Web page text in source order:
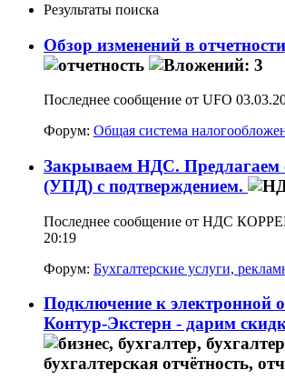
Результаты поиска
Обзор изменений в
Последнее сообщение от UFO
Форум: Общая система
Закрываем НДС. Предлагаем
(УПД) с подтверждением.
Последнее сообщение от НДС
20:19
Форум: Бухгалтерские услуги,
Подключение к электронной
Контур-Экстерн - дарим